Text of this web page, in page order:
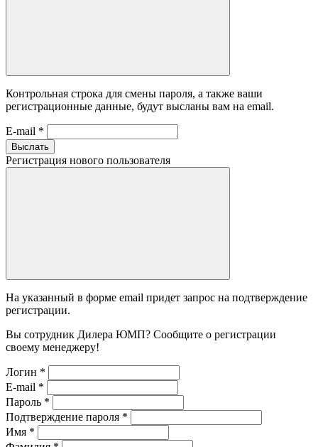
Контрольная строка для смены пароля, а также ваши
регистрационные данные, будут высланы вам на email.
E-mail *
Выслать
Регистрация нового пользователя
На указанный в форме email придет запрос на подтверждение
регистрации.
Вы сотрудник Дилера ЮМП? Сообщите о регистрации
своему менеджеру!
Логин *
E-mail *
Пароль *
Подтверждение пароля *
Имя *